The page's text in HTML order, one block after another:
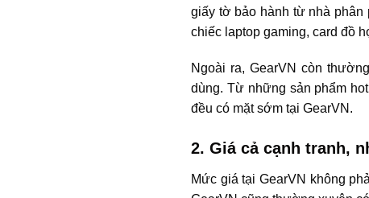
giấy tờ bảo hành từ nhà phân
chiếc laptop gaming, card đồ
Ngoài ra, GearVN còn
dùng. Từ những sản phẩm
đều có mặt sớm tại GearVN.
2. Giá cả cạnh tranh,
Mức giá tại GearVN không